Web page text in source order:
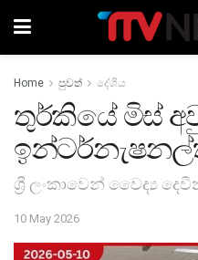
Home පුවත් දේශීය
තුර්කියේ මිස්
ශ්‍රී ලංකාවෙන් වෛද්‍ය
10 May 2026